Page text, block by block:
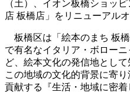
（土）、イオン板橋ショッ
店 板橋店」をリニューアル
板橋区は「絵本のまち 板
で有名なイタリア・ボロー
ど、絵本文化の発信地とし
この地域の文化的背景に寄
貢献する『生活・地域に密